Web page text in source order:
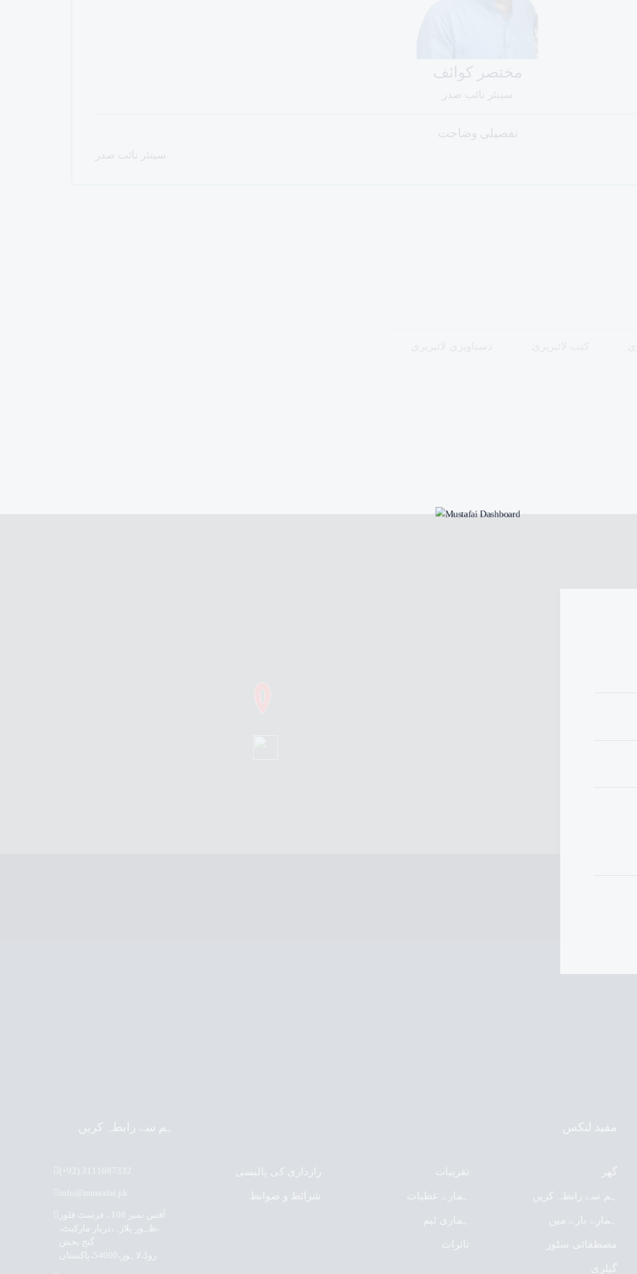
مختصر کوائف
سینئر نائب صدر
تفصیلی وضاحت
سینئر نائب صدر
مفید لنکس
گھر
ہم سے رابطہ کریں
ہمارے بارے میں
مصطفائی سٹور
گیلری
تقریبات
ہمارے عطیات
ہماری ٹیم
تاثرات
رازداری کی پالیسی
شرائط و ضوابط
ہم سے رابطہ کریں
(+92) 3111687332
info@mustafai.pk
آفس نمبر 108 ، فرسٹ فلور
،ظہور پلازہ،دربار مارکیٹ،
گنج بخش
روڈ،لاہور،54000،پاکستان